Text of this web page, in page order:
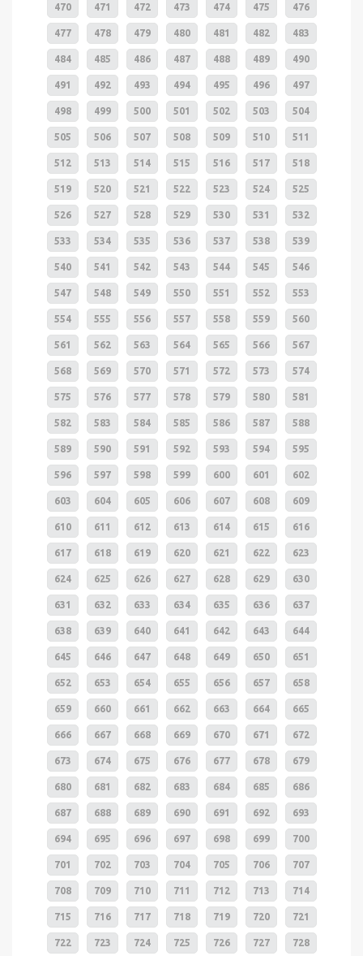
470 471 472 473 474 475 476
477 478 479 480 481 482 483
484 485 486 487 488 489 490
491 492 493 494 495 496 497
498 499 500 501 502 503 504
505 506 507 508 509 510 511
512 513 514 515 516 517 518
519 520 521 522 523 524 525
526 527 528 529 530 531 532
533 534 535 536 537 538 539
540 541 542 543 544 545 546
547 548 549 550 551 552 553
554 555 556 557 558 559 560
561 562 563 564 565 566 567
568 569 570 571 572 573 574
575 576 577 578 579 580 581
582 583 584 585 586 587 588
589 590 591 592 593 594 595
596 597 598 599 600 601 602
603 604 605 606 607 608 609
610 611 612 613 614 615 616
617 618 619 620 621 622 623
624 625 626 627 628 629 630
631 632 633 634 635 636 637
638 639 640 641 642 643 644
645 646 647 648 649 650 651
652 653 654 655 656 657 658
659 660 661 662 663 664 665
666 667 668 669 670 671 672
673 674 675 676 677 678 679
680 681 682 683 684 685 686
687 688 689 690 691 692 693
694 695 696 697 698 699 700
701 702 703 704 705 706 707
708 709 710 711 712 713 714
715 716 717 718 719 720 721
722 723 724 725 726 727 728